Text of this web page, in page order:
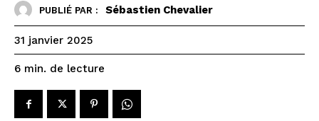
PUBLIÉ PAR : Sébastien Chevalier
31 janvier 2025
6 min. de lecture